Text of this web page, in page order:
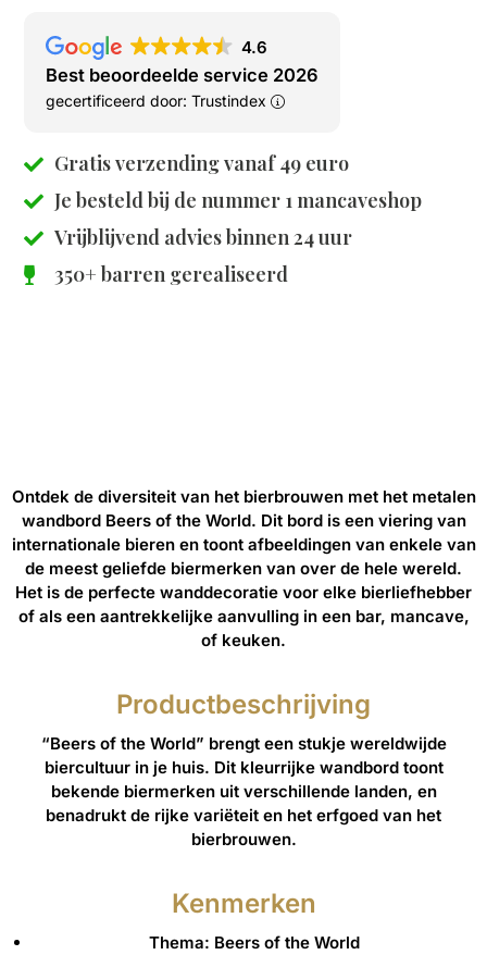
4.6
Best beoordeelde service 2026
gecertificeerd door: Trustindex
Gratis verzending vanaf 49 euro
Je besteld bij de nummer 1 mancaveshop
Vrijblijvend advies binnen 24 uur
350+ barren gerealiseerd
Ontdek de diversiteit van het bierbrouwen met het metalen
wandbord Beers of the World. Dit bord is een viering van
internationale bieren en toont afbeeldingen van enkele van
de meest geliefde biermerken van over de hele wereld.
Het is de perfecte wanddecoratie voor elke bierliefhebber
of als een aantrekkelijke aanvulling in een bar, mancave,
of keuken.
Productbeschrijving
“Beers of the World” brengt een stukje wereldwijde
biercultuur in je huis. Dit kleurrijke wandbord toont
bekende biermerken uit verschillende landen, en
benadrukt de rijke variëteit en het erfgoed van het
bierbrouwen.
Kenmerken
Thema: Beers of the World